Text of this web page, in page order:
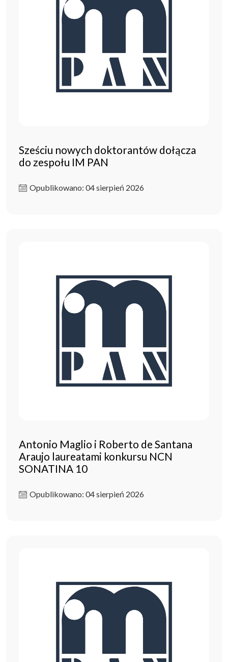
Sześciu nowych doktorantów dołącza
do zespołu IM PAN
Opublikowano: 04 sierpień 2026
Antonio Maglio i Roberto de Santana
Araujo laureatami konkursu NCN
SONATINA 10
Opublikowano: 04 sierpień 2026